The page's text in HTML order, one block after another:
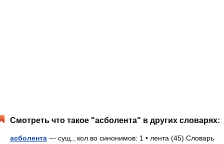
Смотреть что такое "асболента" в других словарях:
асболента — сущ., кол во синонимов: 1 • лента (45) Словарь